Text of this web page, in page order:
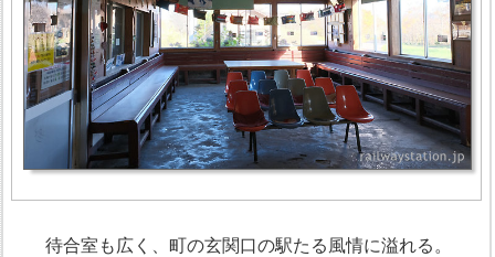
待合室も広く、町の玄関口の駅たる風情に溢れる。